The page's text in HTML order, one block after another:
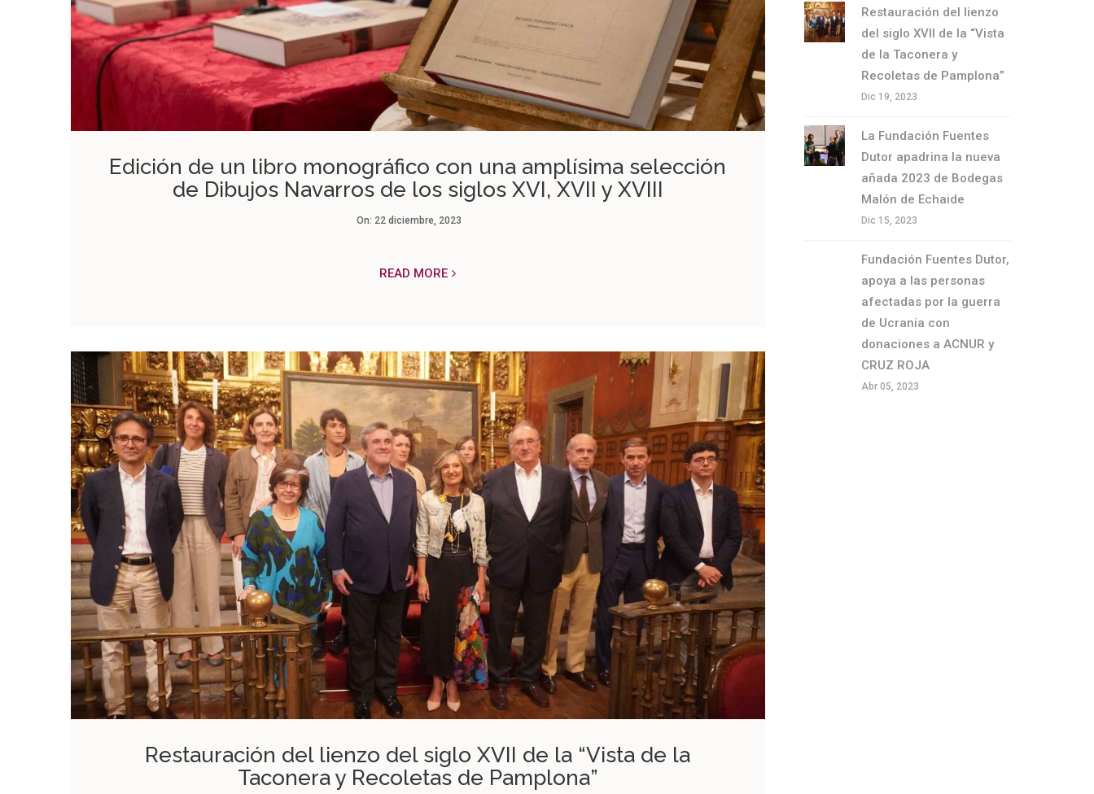
Edición de un libro monográfico con una amplísima selección
de Dibujos Navarros de los siglos XVI, XVII y XVIII
On: 22 diciembre, 2023
READ MORE
Restauración del lienzo del siglo XVII de la “Vista de la
Taconera y Recoletas de Pamplona”
Restauración del lienzo
del siglo XVII de la “Vista
de la Taconera y
Recoletas de Pamplona”
Dic 19, 2023
La Fundación Fuentes
Dutor apadrina la nueva
añada 2023 de Bodegas
Malón de Echaide
Dic 15, 2023
Fundación Fuentes Dutor,
apoya a las personas
afectadas por la guerra
de Ucrania con
donaciones a ACNUR y
CRUZ ROJA
Abr 05, 2023